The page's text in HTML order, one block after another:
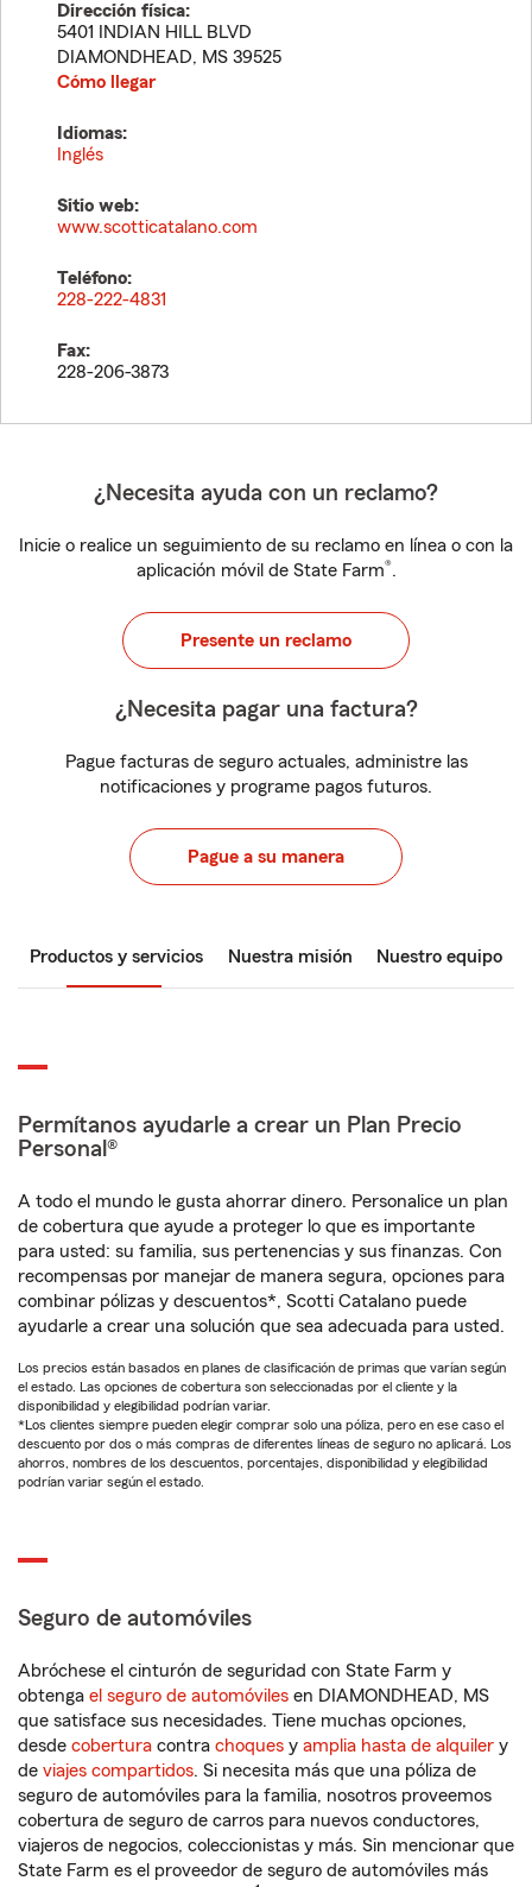
Dirección física:
5401 INDIAN HILL BLVD
DIAMONDHEAD, MS 39525
Cómo llegar
Idiomas:
Inglés
Sitio web:
www.scotticatalano.com
Teléfono:
228-222-4831
Fax:
228-206-3873
¿Necesita ayuda con un reclamo?
Inicie o realice un seguimiento de su reclamo en línea o con la
aplicación móvil de State Farm®.
Presente un reclamo
¿Necesita pagar una factura?
Pague facturas de seguro actuales, administre las
notificaciones y programe pagos futuros.
Pague a su manera
Productos y servicios Nuestra misión Nuestro equipo
Permítanos ayudarle a crear un Plan Precio
Personal®
A todo el mundo le gusta ahorrar dinero. Personalice un plan
de cobertura que ayude a proteger lo que es importante
para usted: su familia, sus pertenencias y sus finanzas. Con
recompensas por manejar de manera segura, opciones para
combinar pólizas y descuentos*, Scotti Catalano puede
ayudarle a crear una solución que sea adecuada para usted.
Los precios están basados en planes de clasificación de primas que varían según
el estado. Las opciones de cobertura son seleccionadas por el cliente y la
disponibilidad y elegibilidad podrían variar.
*Los clientes siempre pueden elegir comprar solo una póliza, pero en ese caso el
descuento por dos o más compras de diferentes líneas de seguro no aplicará. Los
ahorros, nombres de los descuentos, porcentajes, disponibilidad y elegibilidad
podrían variar según el estado.
Seguro de automóviles
Abróchese el cinturón de seguridad con State Farm y
obtenga el seguro de automóviles en DIAMONDHEAD, MS
que satisface sus necesidades. Tiene muchas opciones,
desde cobertura contra choques y amplia hasta de alquiler y
de viajes compartidos. Si necesita más que una póliza de
seguro de automóviles para la familia, nosotros proveemos
cobertura de seguro de carros para nuevos conductores,
viajeros de negocios, coleccionistas y más. Sin mencionar que
State Farm es el proveedor de seguro de automóviles más